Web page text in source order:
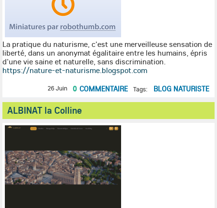
La pratique du naturisme, c'est une merveilleuse sensation de
liberté, dans un anonymat égalitaire entre les humains, épris
d'une vie saine et naturelle, sans discrimination.
https://nature-et-naturisme.blogspot.com
26 Juin 0 COMMENTAIRE Tags: BLOG NATURISTE
ALBINAT la Colline